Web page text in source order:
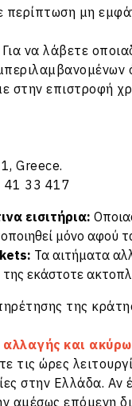
περίπτωση μη
Για να λάβετε
στην επιστροφή
Greece.
41 33 417
εισιτήρια:
μόνο αφού
Τα αιτήματα
της εκάστοτε
της
και
τις ώρες
στην Ελλάδα. Αν
αμέσως επόμενη